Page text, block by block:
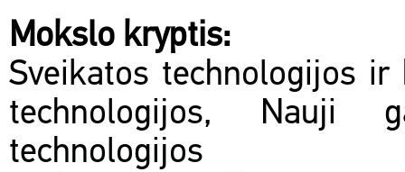
Mokslo kryptis:
Sveikatos technologijos
technologijos, Nauji
technologijos